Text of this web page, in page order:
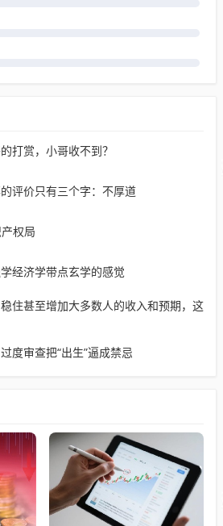
打赏，小哥收不到？
评价只有三个字：不厚道
权局
经济学带点玄学的感觉
住甚至增加大多数人的收入和预期，这
度审查把“出生”逼成禁忌